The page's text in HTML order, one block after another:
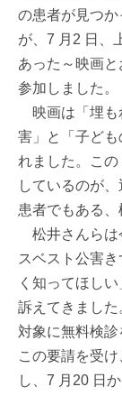
の患者が見つ
が、7 月2 日、
あった～映画
参加しました。
映画は「埋も
害」と「子ど
れました。こ
しているのが
患者でもある、
松井さんらは
スベスト公害
く知ってほし
訴えてきまし
対象に無料検
この要請を受
し、7 月20 日